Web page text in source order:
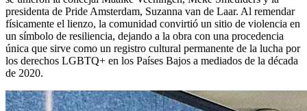
presidenta de Pride Amsterdam, Suzanna van de Laar. Al remendar
físicamente el lienzo, la comunidad convirtió un sitio de violencia en
un símbolo de resiliencia, dejando a la obra con una procedencia
única que sirve como un registro cultural permanente de la lucha por
los derechos LGBTQ+ en los Países Bajos a mediados de la década
de 2020.